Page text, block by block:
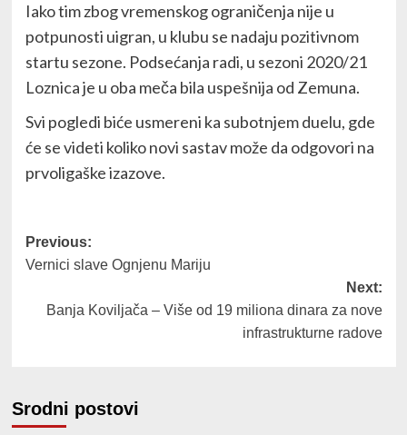
Iako tim zbog vremenskog ograničenja nije u
potpunosti uigran, u klubu se nadaju pozitivnom
startu sezone. Podsećanja radi, u sezoni 2020/21
Loznica je u oba meča bila uspešnija od Zemuna.
Svi pogledi biće usmereni ka subotnjem duelu, gde
će se videti koliko novi sastav može da odgovori na
prvoligaške izazove.
Post
navigation
Previous:
Vernici slave Ognjenu Mariju
Next:
Banja Koviljača – Više od 19 miliona dinara za nove
infrastrukturne radove
Srodni postovi